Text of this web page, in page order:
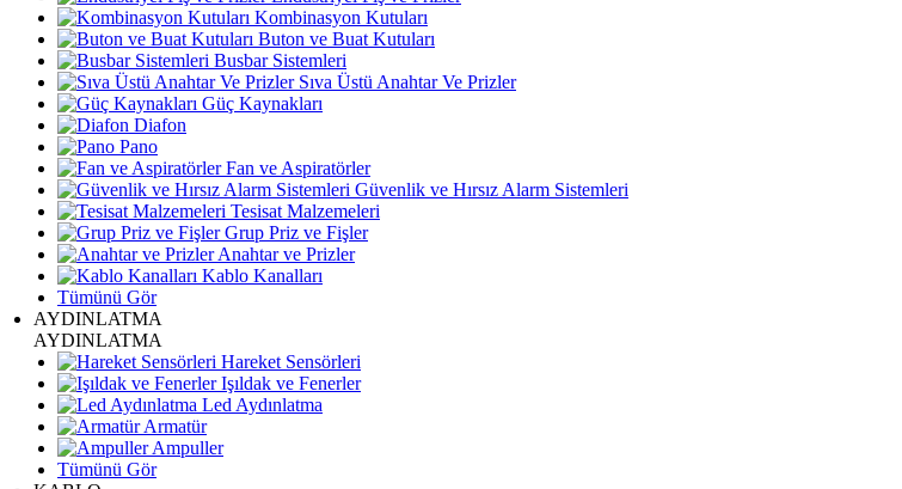
Kombinasyon Kutuları
Buton ve Buat Kutuları
Busbar Sistemleri
Sıva Üstü Anahtar Ve Prizler
Güç Kaynakları
Diafon
Pano
Fan ve Aspiratörler
Güvenlik ve Hırsız Alarm Sistemleri
Tesisat Malzemeleri
Grup Priz ve Fişler
Anahtar ve Prizler
Kablo Kanalları
Tümünü Gör
AYDINLATMA
AYDINLATMA
Hareket Sensörleri
Işıldak ve Fenerler
Led Aydınlatma
Armatür
Ampuller
Tümünü Gör